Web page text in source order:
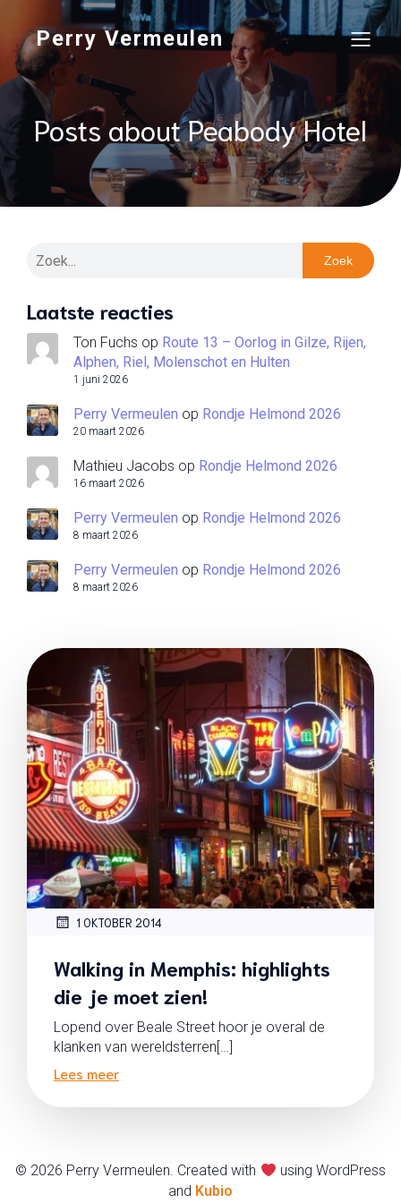
Perry Vermeulen
Posts about Peabody Hotel
Zoek
Laatste reacties
Ton Fuchs op Route 13 – Oorlog in Gilze, Rijen,
Alphen, Riel, Molenschot en Hulten
1 juni 2026
Perry Vermeulen op Rondje Helmond 2026
20 maart 2026
Mathieu Jacobs op Rondje Helmond 2026
16 maart 2026
Perry Vermeulen op Rondje Helmond 2026
8 maart 2026
Perry Vermeulen op Rondje Helmond 2026
8 maart 2026
1 OKTOBER 2014
Walking in Memphis: highlights
die je moet zien!
Lopend over Beale Street hoor je overal de
klanken van wereldsterren[…]
Lees meer
© 2026 Perry Vermeulen. Created with
using WordPress
and Kubio